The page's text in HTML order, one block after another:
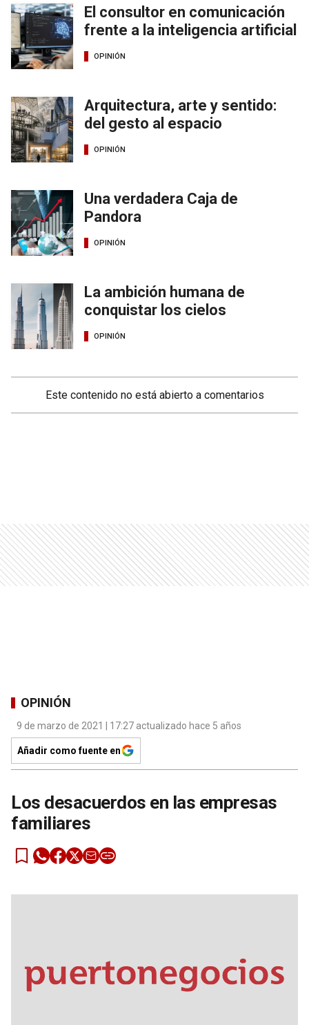
El consultor en comunicación
frente a la inteligencia artificial
OPINIÓN
Arquitectura, arte y sentido:
del gesto al espacio
OPINIÓN
Una verdadera Caja de
Pandora
OPINIÓN
La ambición humana de
conquistar los cielos
OPINIÓN
Este contenido no está abierto a comentarios
OPINIÓN
9 de marzo de 2021 | 17:27 actualizado hace 5 años
Añadir como fuente en
Los desacuerdos en las empresas
familiares